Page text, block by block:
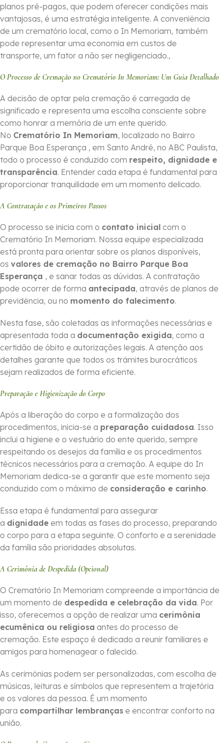
planos pré-pagos, que podem oferecer condições mais
vantajosas, é uma estratégia inteligente. A conveniência
de um crematório local, como o In Memoriam, também
pode representar uma economia em custos de
transporte, um fator a não ser negligenciado.,
O Processo de Cremação no Crematório In Memoriam: Um Guia Detalhado
A decisão de optar pela cremação é carregada de
significado e representa uma escolha consciente sobre
como honrar a memória de um ente querido.
No Crematório In Memoriam, localizado no Bairro
Parque Boa Esperança , em Santo André, no ABC Paulista,
todo o processo é conduzido com respeito, dignidade e
transparência. Entender cada etapa é fundamental para
proporcionar tranquilidade em um momento delicado.
A Contratação e os Primeiros Passos
O processo se inicia com o contato inicial com o
Crematório In Memoriam. Nossa equipe especializada
está pronta para orientar sobre os planos disponíveis,
os valores de cremação no Bairro Parque Boa
Esperança , e sanar todas as dúvidas. A contratação
pode ocorrer de forma ante­cipada, através de planos de
previdência, ou no momento do falecimento.
Nesta fase, são coletadas as informações necessárias e
apresentada toda a documentação exigida, como a
certidão de óbito e autorizações legais. A atenção aos
detalhes garante que todos os trâmites burocráticos
sejam realizados de forma eficiente.
Preparação e Higienização do Corpo
Após a liberação do corpo e a formalização dos
procedimentos, inicia-se a preparação cuidadosa. Isso
inclui a higiene e o vestuário do ente querido, sempre
respeitando os desejos da família e os procedimentos
técnicos necessários para a cremação. A equipe do In
Memoriam dedica-se a garantir que este momento seja
conduzido com o máximo de consideração e carinho.
Essa etapa é fundamental para assegurar
a dignidade em todas as fases do processo, preparando
o corpo para a etapa seguinte. O conforto e a serenidade
da família são prioridades absolutas.
A Cerimônia de Despedida (Opcional)
O Crematório In Memoriam compreende a importância de
um momento de despedida e celebração da vida. Por
isso, oferecemos a opção de realizar uma cerimônia
ecumênica ou religiosa antes do processo de
cremação. Este espaço é dedicado a reunir familiares e
amigos para homenagear o falecido.
As cerimônias podem ser personalizadas, com escolha de
músicas, leituras e símbolos que representem a trajetória
e os valores da pessoa. É um momento
para compartilhar lembranças e encontrar conforto na
união.